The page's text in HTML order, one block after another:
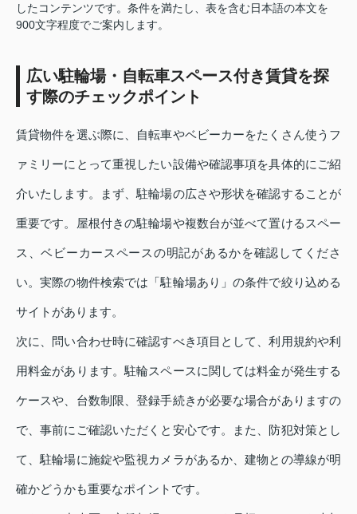
したコンテンツです。条件を満たし、表を含む日本語の本文を
900文字程度でご案内します。
広い駐輪場・自転車スペース付き賃貸を探
す際のチェックポイント
賃貸物件を選ぶ際に、自転車やベビーカーをたくさん使うフ
ァミリーにとって重視したい設備や確認事項を具体的にご紹
介いたします。まず、駐輪場の広さや形状を確認することが
重要です。屋根付きの駐輪場や複数台が並べて置けるスペー
ス、ベビーカースペースの明記があるかを確認してくださ
い。実際の物件検索では「駐輪場あり」の条件で絞り込める
サイトがあります。
次に、問い合わせ時に確認すべき項目として、利用規約や利
用料金があります。駐輪スペースに関しては料金が発生する
ケースや、台数制限、登録手続きが必要な場合がありますの
で、事前にご確認いただくと安心です。また、防犯対策とし
て、駐輪場に施錠や監視カメラがあるか、建物との導線が明
確かどうかも重要なポイントです。